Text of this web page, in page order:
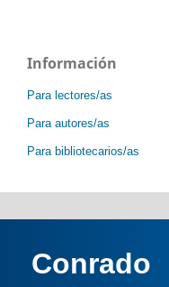
Información
Para lectores/as
Para autores/as
Para bibliotecarios/as
Conrado